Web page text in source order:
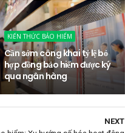
KIẾN THỨC BẢO HIỂM
Cần sớm công khai tỷ lệ bỏ
hợp đồng bảo hiểm được ký
qua ngân hàng
NEXT